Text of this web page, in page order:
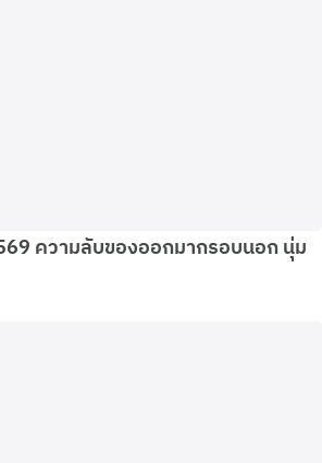
ความลับของออกมากรอบนอก นุ่ม